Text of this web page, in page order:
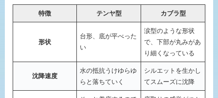
特徴 テンヤ型 カブラ型
形状
台形、底が平べった
い
涙型のような形状
で、下部が丸みがあ
り細くなっている
沈降速度
水の抵抗うけゆらゆ
らと落ちていく
シルエットを生かし
てスムーズに沈降